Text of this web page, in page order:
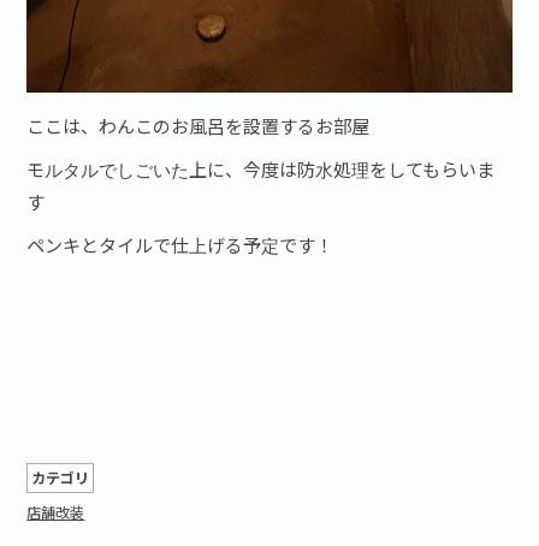
ここは、わんこのお風呂を設置するお部屋
モルタルでしごいた上に、今度は防水処理をしてもらいま
す
ペンキとタイルで仕上げる予定です！
カテゴリ
店舗改装